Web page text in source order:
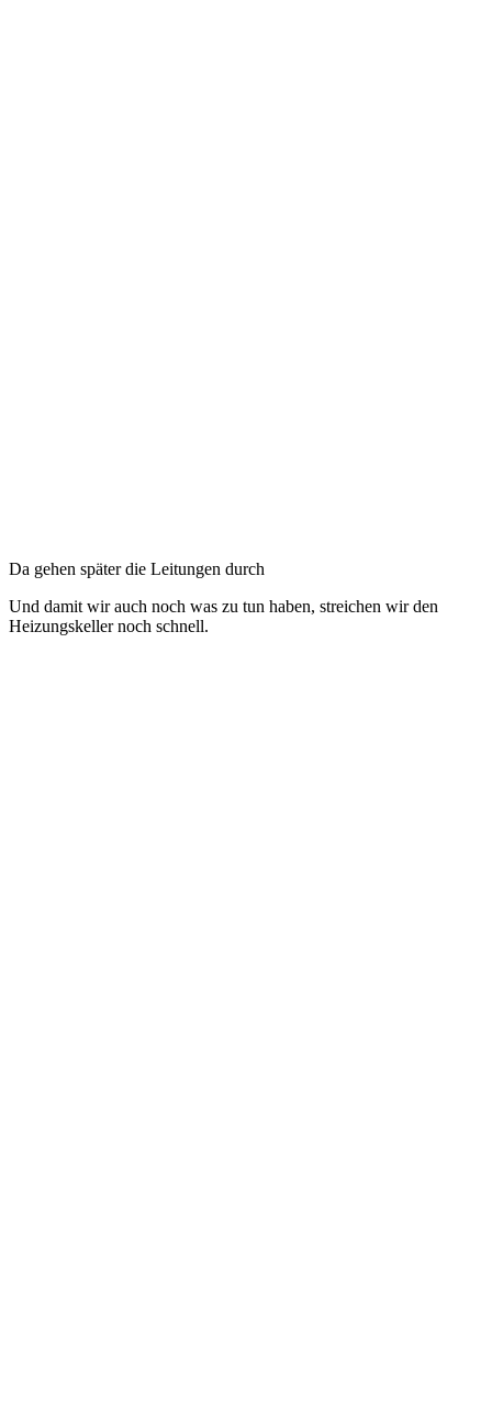
Da gehen später die Leitungen durch
Und damit wir auch noch was zu tun haben, streichen wir den
Heizungskeller noch schnell.